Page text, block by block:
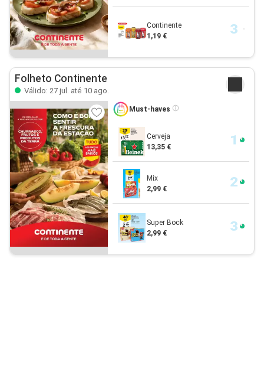
Continente
1,19 €
Folheto Continente
Válido: 27 jul. até 10 ago.
Must-haves
Cerveja
13,35 €
Mix
2,99 €
Super Bock
2,99 €